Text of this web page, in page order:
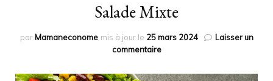
Salade Mixte
par Mamaneconome mis à jour le 25 mars 2024
Laisser un
commentairesur
Mixte